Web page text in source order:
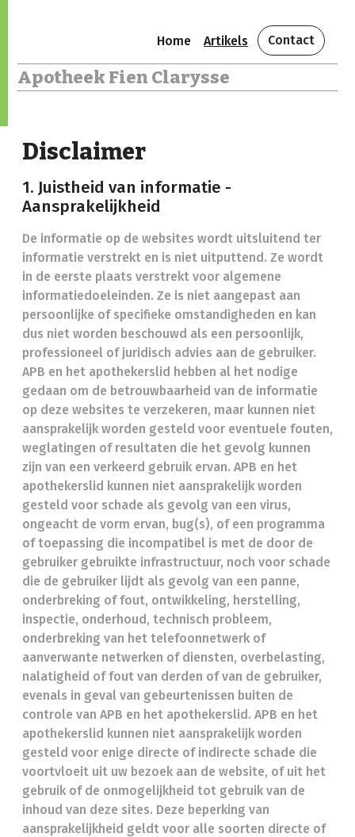
Home Artikels Contact
Apotheek Fien Clarysse
Disclaimer
1. Juistheid van informatie -
Aansprakelijkheid
De informatie op de websites wordt uitsluitend ter
informatie verstrekt en is niet uitputtend. Ze wordt
in de eerste plaats verstrekt voor algemene
informatiedoeleinden. Ze is niet aangepast aan
persoonlijke of specifieke omstandigheden en kan
dus niet worden beschouwd als een persoonlijk,
professioneel of juridisch advies aan de gebruiker.
APB en het apothekerslid hebben al het nodige
gedaan om de betrouwbaarheid van de informatie
op deze websites te verzekeren, maar kunnen niet
aansprakelijk worden gesteld voor eventuele fouten,
weglatingen of resultaten die het gevolg kunnen
zijn van een verkeerd gebruik ervan. APB en het
apothekerslid kunnen niet aansprakelijk worden
gesteld voor schade als gevolg van een virus,
ongeacht de vorm ervan, bug(s), of een programma
of toepassing die incompatibel is met de door de
gebruiker gebruikte infrastructuur, noch voor schade
die de gebruiker lijdt als gevolg van een panne,
onderbreking of fout, ontwikkeling, herstelling,
inspectie, onderhoud, technisch probleem,
onderbreking van het telefoonnetwerk of
aanverwante netwerken of diensten, overbelasting,
nalatigheid of fout van derden of van de gebruiker,
evenals in geval van gebeurtenissen buiten de
controle van APB en het apothekerslid. APB en het
apothekerslid kunnen niet aansprakelijk worden
gesteld voor enige directe of indirecte schade die
voortvloeit uit uw bezoek aan de website, of uit het
gebruik of de onmogelijkheid tot gebruik van de
inhoud van deze sites. Deze beperking van
aansprakelijkheid geldt voor alle soorten directe of